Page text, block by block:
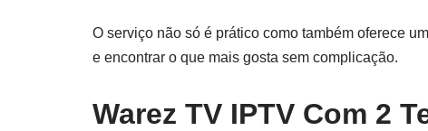
O serviço não só é prático como também oferece
e encontrar o que mais gosta sem complicação.
Warez TV IPTV Com 2